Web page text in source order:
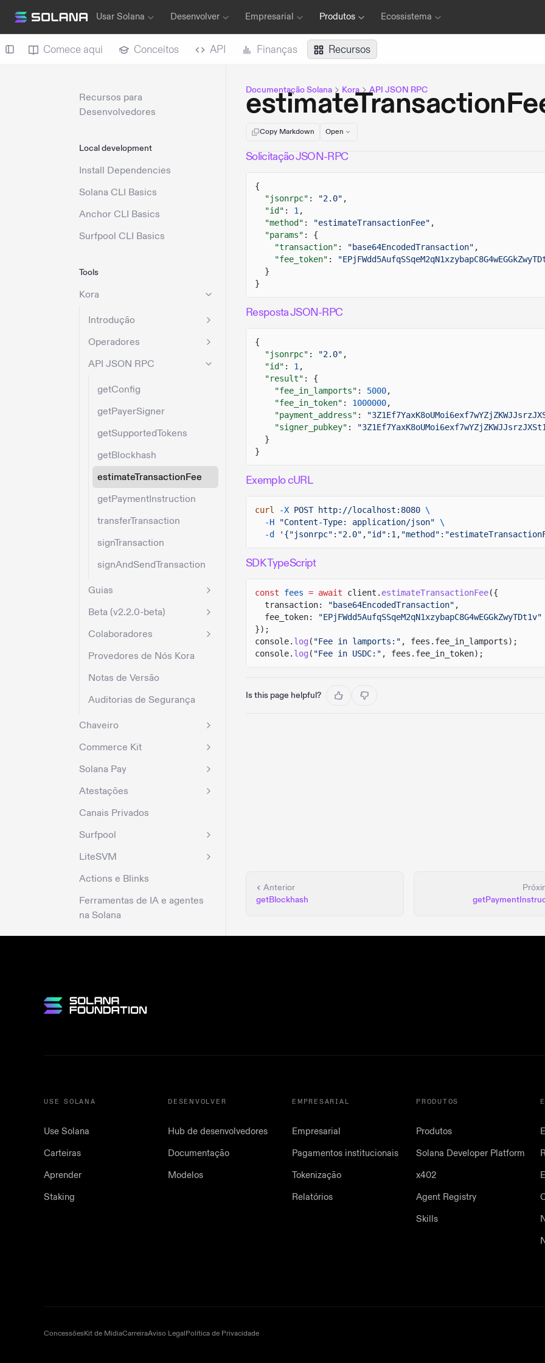
Usar Solana Desenvolver Empresarial Produtos Ecossistema
Comece aqui Conceitos API Finanças Recursos
Recursos para
Desenvolvedores
Local development
Install Dependencies
Solana CLI Basics
Anchor CLI Basics
Surfpool CLI Basics
Tools
Kora
Introdução
Operadores
API JSON RPC
getConfig
getPayerSigner
getSupportedTokens
getBlockhash
estimateTransactionFee
getPaymentInstruction
transferTransaction
signTransaction
signAndSendTransaction
Guias
Beta (v2.2.0-beta)
Colaboradores
Provedores de Nós Kora
Notas de Versão
Auditorias de Segurança
Chaveiro
Commerce Kit
Solana Pay
Atestações
Canais Privados
Surfpool
LiteSVM
Actions e Blinks
Ferramentas de IA e agentes
na Solana
Documentação Solana Kora API JSON RPC
Copy Markdown Open
Solicitação JSON-RPC
{
"jsonrpc" : "2.0" ,
"id" : 1,
"method" : "estimateTransactionFee" ,
"params" : {
"transaction" : "base64EncodedTransaction" ,
"fee_token" :
}
}
Resposta JSON-RPC
{
"jsonrpc" : "2.0" ,
"id" : 1,
"result" : {
"fee_in_lamports" : 5000,
"fee_in_token" : 1000000,
"payment_address" :
"signer_pubkey" :
}
}
Exemplo cURL
curl -X POST http://localhost:8080 \
-H
"Content-Type: application/json" \
-d
SDK TypeScript
const fees = await client. estimateTransactionFee({
transaction:
"base64EncodedTransaction" ,
fee_token:
"EPjFWdd5AufqSSqeM2qN1xzybapC8G4wEGGkZwyTDt1v"
});
console. log ( "Fee in lamports:" , fees.fee_in_lamports);
console. log ( "Fee in USDC:" , fees.fee_in_token);
Is this page helpful?
Anterior
getBlockhash
USE SOLANA
Use Solana
Carteiras
Aprender
Staking
DESENVOLVER
Hub de desenvolvedores
Documentação
Modelos
EMPRESARIAL
Empresarial
Pagamentos institucionais
Tokenização
Relatórios
PRODUTOS
Produtos
Solana Developer Platform
x402
Agent Registry
Skills
ConcessõesKit de MídiaCarreiraAviso LegalPolítica de Privacidade